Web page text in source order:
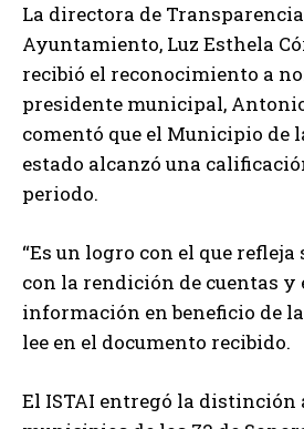
La directora de
Ayuntamiento, Luz Esthela
recibió el reconocimiento a
presidente municipal,
comentó que el Municipio de
estado alcanzó una
periodo.
“Es un logro con el que
con la rendición de cuentas y
información en beneficio de
lee en el documento recibido.
El ISTAI entregó la distinción